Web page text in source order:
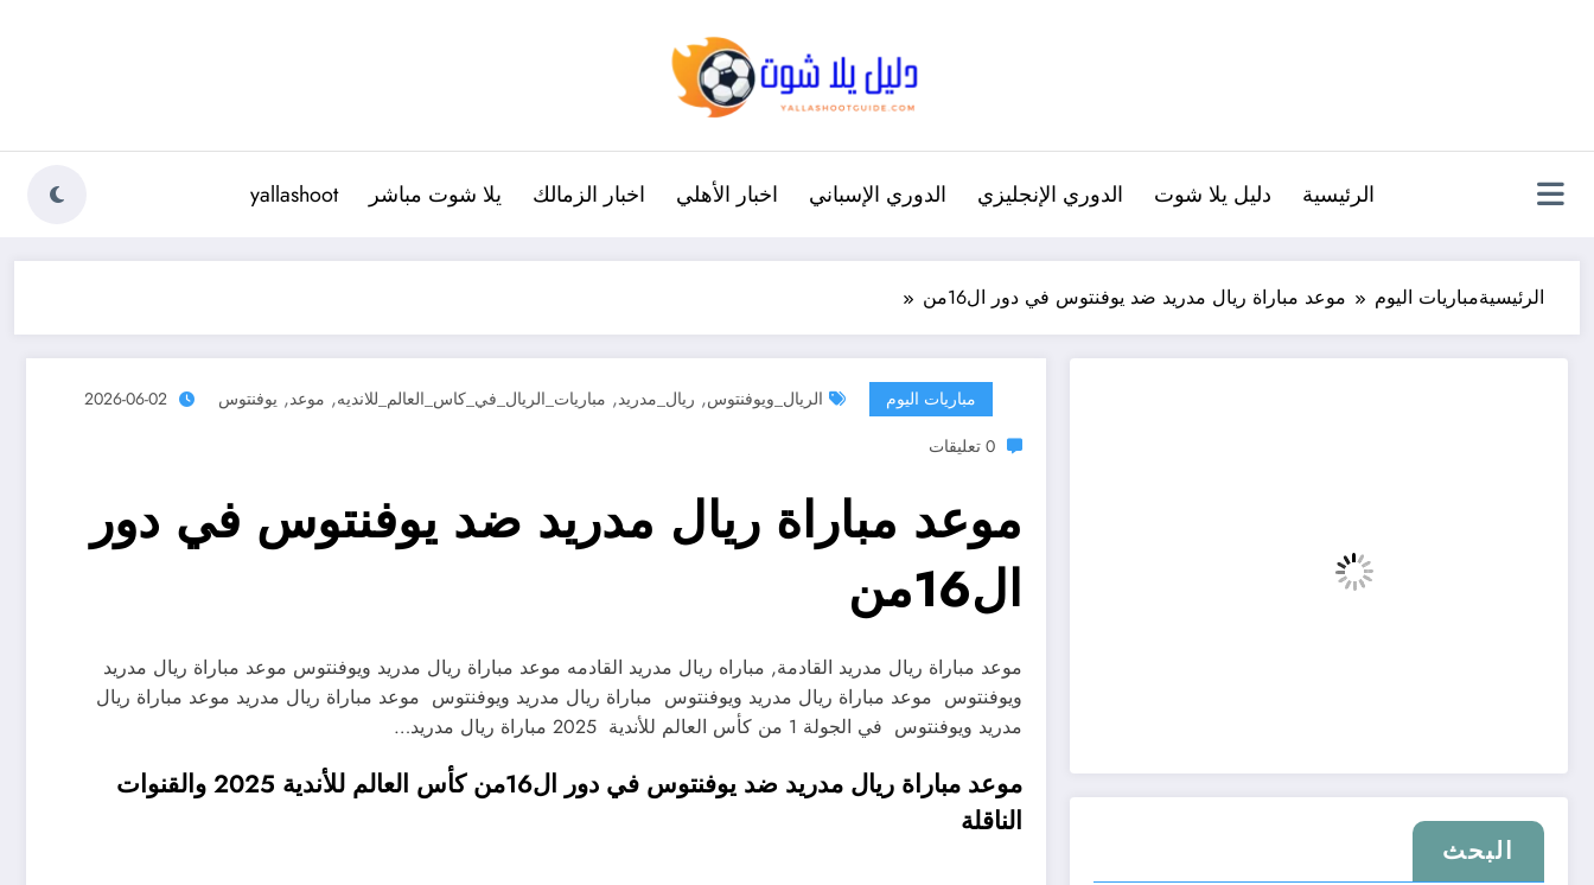
الرئيسية دليل يلا شوت الدوري الإنجليزي الدوري الإسباني اخبار الأهلي اخبار الزمالك يلا شوت مباشر yallashoot
الرئيسيةمباريات اليوم موعد مباراة ريال مدريد ضد يوفنتوس في دور ال16من
البحث
مباريات اليوم الريال_ويوفنتوس, ريال_مدريد, مباريات_الريال_في_كاس_العالم_للانديه, موعد, يوفنتوس
2026-06-02
0 تعليقات
موعد مباراة ريال مدريد ضد يوفنتوس في دور
ال16من
موعد مباراة ريال مدريد القادمة, مباراه ريال مدريد القادمه موعد مباراة ريال مدريد ويوفنتوس موعد مباراة ريال مدريد
ويوفنتوس موعد مباراة ريال مدريد ويوفنتوس مباراة ريال مدريد ويوفنتوس موعد مباراة ريال مدريد موعد مباراة ريال
مدريد ويوفنتوس في الجولة 1 من كأس العالم للأندية 2025 مباراة ريال مدريد…
موعد مباراة ريال مدريد ضد يوفنتوس في دور ال16من كأس العالم للأندية 2025 والقنوات
الناقلة